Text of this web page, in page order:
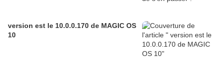
version est le 10.0.0.170 de MAGIC OS
10